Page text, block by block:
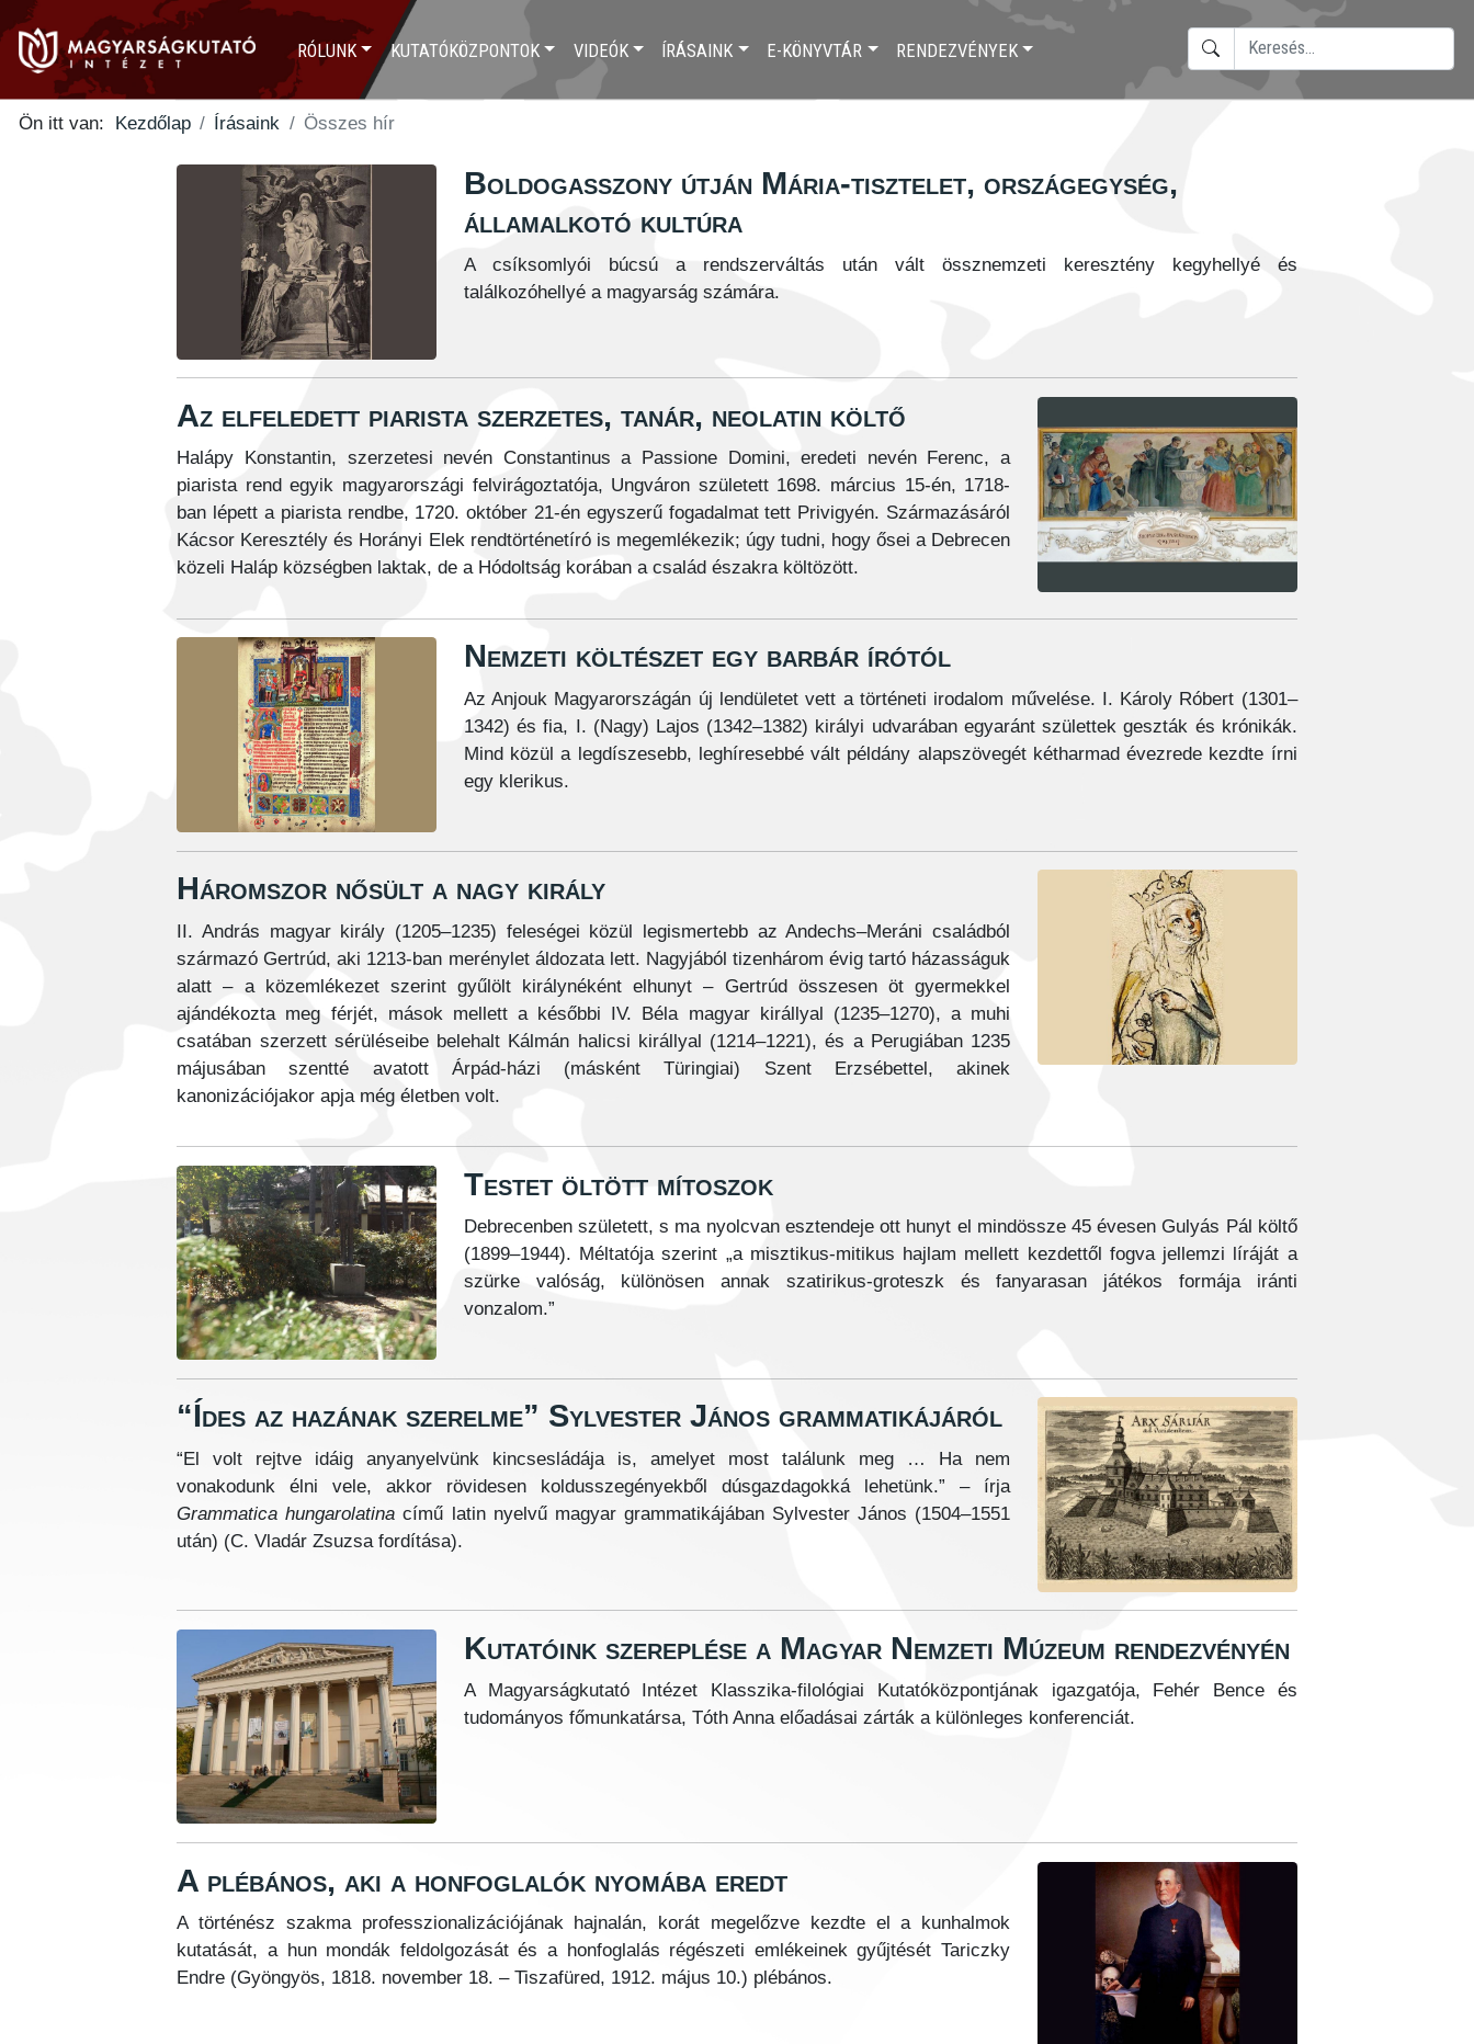
RÓLUNK KUTATÓKÖZPONTOK VIDEÓK ÍRÁSAINK E-KÖNYVTÁR RENDEZVÉNYEK KERESÉS
Ön itt van:
Kezdőlap Írásaink Összes hír
Boldogasszony útján Mária-tisztelet, országegység,
államalkotó kultúra
A csíksomlyói búcsú a rendszerváltás után vált össznemzeti keresztény kegyhellyé és
találkozóhellyé a magyarság számára.
Az elfeledett piarista szerzetes, tanár, neolatin költő
Halápy Konstantin, szerzetesi nevén Constantinus a Passione Domini, eredeti nevén Ferenc, a
piarista rend egyik magyarországi felvirágoztatója, Ungváron született 1698. március 15-én, 1718-
ban lépett a piarista rendbe, 1720. október 21-én egyszerű fogadalmat tett Privigyén. Származásáról
Kácsor Keresztély és Horányi Elek rendtörténetíró is megemlékezik; úgy tudni, hogy ősei a Debrecen
közeli Haláp községben laktak, de a Hódoltság korában a család északra költözött.
Nemzeti költészet egy barbár írótól
Az Anjouk Magyarországán új lendületet vett a történeti irodalom művelése. I. Károly Róbert (1301–
1342) és fia, I. (Nagy) Lajos (1342–1382) királyi udvarában egyaránt születtek geszták és krónikák.
Mind közül a legdíszesebb, leghíresebbé vált példány alapszövegét kétharmad évezrede kezdte írni
egy klerikus.
Háromszor nősült a nagy király
II. András magyar király (1205–1235) feleségei közül legismertebb az Andechs–Meráni családból
származó Gertrúd, aki 1213-ban merénylet áldozata lett. Nagyjából tizenhárom évig tartó házasságuk
alatt – a közemlékezet szerint gyűlölt királynéként elhunyt – Gertrúd összesen öt gyermekkel
ajándékozta meg férjét, mások mellett a későbbi IV. Béla magyar királlyal (1235–1270), a muhi
csatában szerzett sérüléseibe belehalt Kálmán halicsi királlyal (1214–1221), és a Perugiában 1235
májusában szentté avatott Árpád-házi (másként Türingiai) Szent Erzsébettel, akinek
kanonizációjakor apja még életben volt.
Testet öltött mítoszok
Debrecenben született, s ma nyolcvan esztendeje ott hunyt el mindössze 45 évesen Gulyás Pál költő
(1899–1944). Méltatója szerint „a misztikus-mitikus hajlam mellett kezdettől fogva jellemzi líráját a
szürke valóság, különösen annak szatirikus-groteszk és fanyarasan játékos formája iránti
vonzalom.”
“Ídes az hazának szerelme” Sylvester János grammatikájáról
“El volt rejtve idáig anyanyelvünk kincsesládája is, amelyet most találunk meg … Ha nem
vonakodunk élni vele, akkor rövidesen koldusszegényekből dúsgazdagokká lehetünk.” – írja
Grammatica hungarolatina című latin nyelvű magyar grammatikájában Sylvester János (1504–1551
után) (C. Vladár Zsuzsa fordítása).
Kutatóink szereplése a Magyar Nemzeti Múzeum rendezvényén
A Magyarságkutató Intézet Klasszika-filológiai Kutatóközpontjának igazgatója, Fehér Bence és
tudományos főmunkatársa, Tóth Anna előadásai zárták a különleges konferenciát.
A plébános, aki a honfoglalók nyomába eredt
A történész szakma professzionalizációjának hajnalán, korát megelőzve kezdte el a kunhalmok
kutatását, a hun mondák feldolgozását és a honfoglalás régészeti emlékeinek gyűjtését Tariczky
Endre (Gyöngyös, 1818. november 18. – Tiszafüred, 1912. május 10.) plébános.